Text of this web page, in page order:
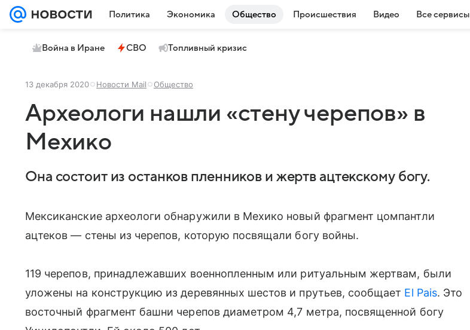
Политика Экономика Общество Происшествия Видео Все сервисы
Война в Иране СВО Топливный кризис
13 декабря 2020 Новости Mail Общество
Археологи нашли «стену черепов» в
Мехико
Она состоит из останков пленников и жертв ацтекскому богу.
Мексиканские археологи обнаружили в Мехико новый фрагмент цомпантли
ацтеков — стены из черепов, которую посвящали богу войны.
119 черепов, принадлежавших военнопленным или ритуальным жертвам, были
уложены на конструкцию из деревянных шестов и прутьев, сообщает El Pais. Это
восточный фрагмент башни черепов диаметром 4,7 метра, посвященной богу